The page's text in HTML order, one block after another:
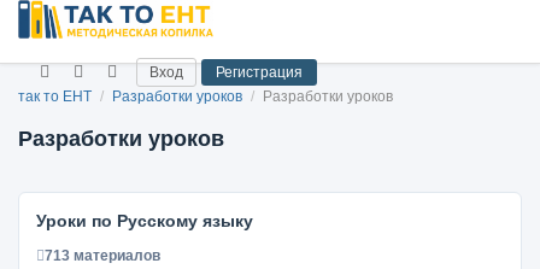
Вход
Регистрация
так то ЕНТ / Разработки уроков / Разработки уроков
Разработки уроков
Уроки по Русскому языку
713 материалов